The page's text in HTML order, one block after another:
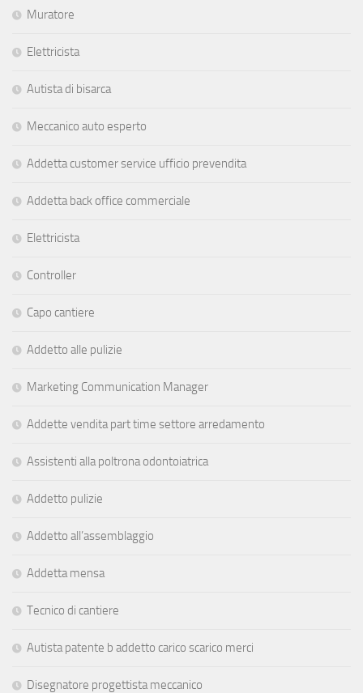
Muratore
Elettricista
Autista di bisarca
Meccanico auto esperto
Addetta customer service ufficio prevendita
Addetta back office commerciale
Elettricista
Controller
Capo cantiere
Addetto alle pulizie
Marketing Communication Manager
Addette vendita part time settore arredamento
Assistenti alla poltrona odontoiatrica
Addetto pulizie
Addetto all’assemblaggio
Addetta mensa
Tecnico di cantiere
Autista patente b addetto carico scarico merci
Disegnatore progettista meccanico